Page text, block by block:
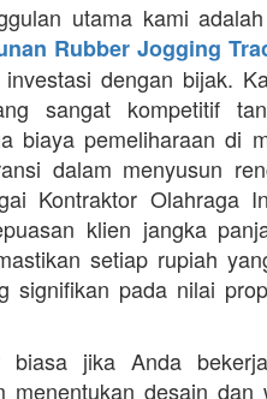
utama kami
Rubber Jogging
dengan bijak.
sangat kompetitif
biaya pemeliharaan di
dalam menyusun
Kontraktor Olahraga
klien jangka
setiap rupiah
signifikan pada nilai
biasa jika Anda
menentukan desain